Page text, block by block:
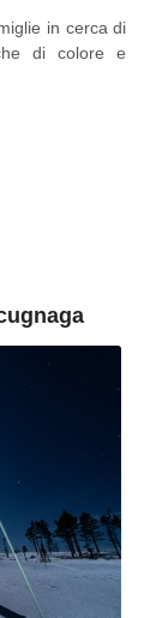
in cerca di
di colore e